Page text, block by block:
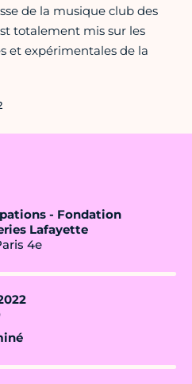
- Fondation
Lafayette
4e
de la musique club des
totalement mis sur les
et expérimentales de la